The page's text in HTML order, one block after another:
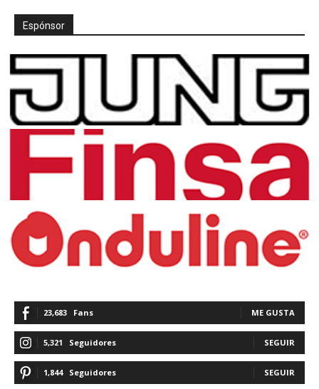
Espónsor
23,683 Fans ME GUSTA
5,321 Seguidores SEGUIR
1,844 Seguidores SEGUIR